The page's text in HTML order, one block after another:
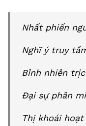
Nhất phiến
Nghĩ ý truy
Bỉnh nhiên
Đại sự phân
Thị khoái